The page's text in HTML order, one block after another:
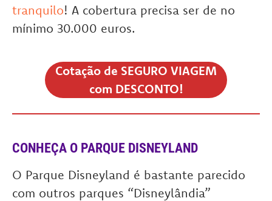
tranquilo! A cobertura precisa ser de no
mínimo 30.000 euros.
Cotação de SEGURO VIAGEM
com DESCONTO!
CONHEÇA O PARQUE DISNEYLAND
O Parque Disneyland é bastante parecido
com outros parques “Disneylândia”